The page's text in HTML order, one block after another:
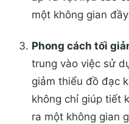
một không gian
Phong cách tối
trung vào việc sử
giảm thiểu đồ đạc
không chỉ giúp tiết
ra một không gian